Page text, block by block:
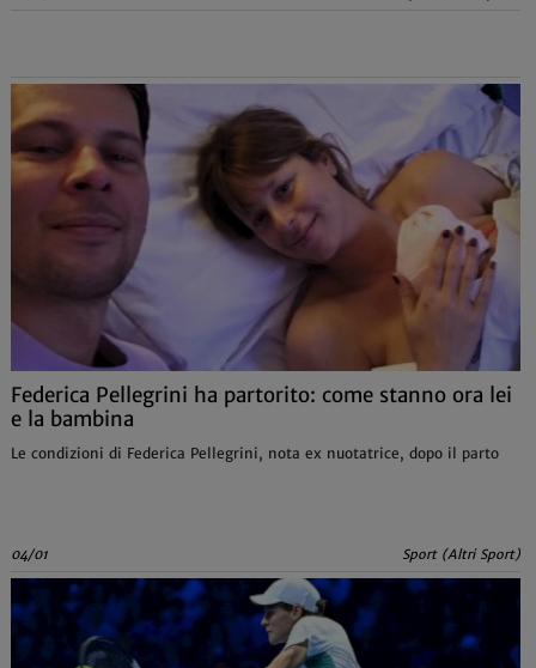
Federica Pellegrini ha partorito: come stanno ora lei
e la bambina
Le condizioni di Federica Pellegrini, nota ex nuotatrice, dopo il parto
04/01 Sport (Altri Sport)